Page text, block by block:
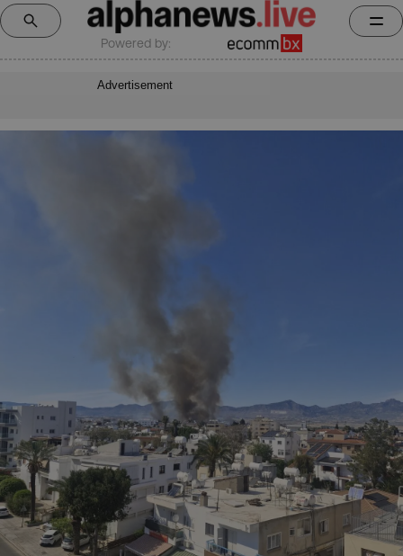
Powered by:
Advertisement